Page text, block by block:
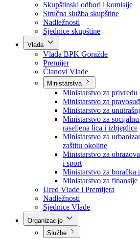
Poslanici po strankama
Poslanici po klubovima naroda
Kolegij skupštine
Skupštinski odbori i komisije
Stručna služba skupštine
Nadležnosti
Sjednice skupštine
Vlada
Vlada BPK Goražde
Premijer
Članovi Vlade
Ministarstva
Ministarstvo za privredu
Ministarstvo za
Ministarstvo za
Ministarstvo za
raseljena lica i izbjeglice
Ministarstvo za
zaštitu okoline
Ministarstvo za
i sport
Ministarstvo za boračka
Ministarstvo za finansije
Ured Vlade i Premijera
Nadležnosti
Sjednice Vlade